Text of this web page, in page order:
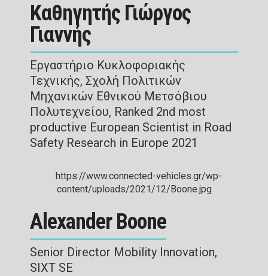
Καθηγητής Γιώργος
Γιαννής
Εργαστήριο Κυκλοφοριακής
Τεχνικής, Σχολή Πολιτικών
Μηχανικών Εθνικού Μετσόβιου
Πολυτεχνείου, Ranked 2nd most
productive European Scientist in Road
Safety Research in Europe 2021
Alexander Boone
Senior Director Mobility Innovation,
SIXT SE